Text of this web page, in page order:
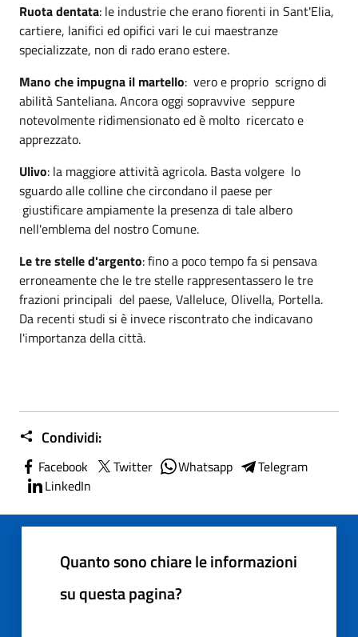
Ruota dentata: le industrie che erano fiorenti in Sant'Elia,
cartiere, lanifici ed opifici vari le cui maestranze
specializzate, non di rado erano estere.
Mano che impugna il martello: vero e proprio scrigno di
abilità Santeliana. Ancora oggi sopravvive seppure
notevolmente ridimensionato ed è molto ricercato e
apprezzato.
Ulivo: la maggiore attività agricola. Basta volgere lo
sguardo alle colline che circondano il paese per
giustificare ampiamente la presenza di tale albero
nell'emblema del nostro Comune.
Le tre stelle d'argento: fino a poco tempo fa si pensava
erroneamente che le tre stelle rappresentassero le tre
frazioni principali del paese, Valleluce, Olivella, Portella.
Da recenti studi si è invece riscontrato che indicavano
l'importanza della città.
Condividi:
Facebook Twitter Whatsapp
Telegram
LinkedIn
Quanto sono chiare le informazioni
su questa pagina?